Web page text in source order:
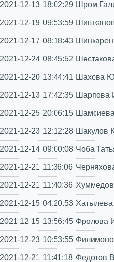
2021-12-13 18:02:29 Шром
2021-12-19 09:53:59
2021-12-17 08:18:43
2021-12-24 08:45:52
2021-12-20 13:44:41 Шахова
2021-12-13 17:42:35 Шарпова
2021-12-25 20:06:15
2021-12-23 12:12:28 Шакулов
2021-12-14 09:00:08 Чоба
2021-12-21 11:36:06
2021-12-21 11:40:36 Хуммедов
2021-12-15 04:20:53 Хатылева
2021-12-15 13:56:45 Фролова
2021-12-23 10:53:55
2021-12-21 11:41:18 Федотов